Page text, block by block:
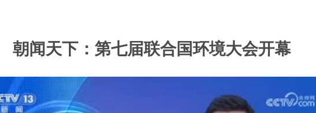
朝闻天下：第七届联合国环境大会开幕